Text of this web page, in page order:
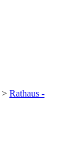
> Rathaus -